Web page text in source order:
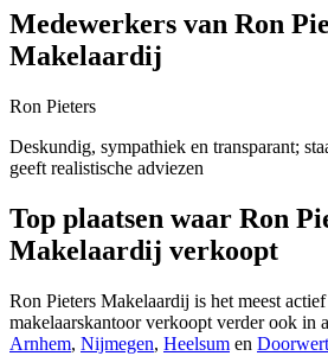
Medewerkers van Ron
Makelaardij
Ron Pieters
Deskundig, sympathiek en transparant;
geeft realistische adviezen
Top plaatsen waar Ron
Makelaardij verkoopt
Ron Pieters Makelaardij is het meest
makelaarskantoor verkoopt verder ook in
Arnhem, Nijmegen, Heelsum en